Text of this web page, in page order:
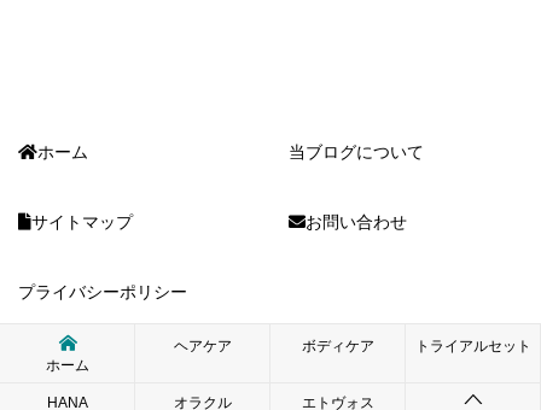
ホーム 当ブログについて
サイトマップ お問い合わせ
プライバシーポリシー
ホーム
ヘアケア ボディケア トライアルセット
HANA オラクル エトヴォス